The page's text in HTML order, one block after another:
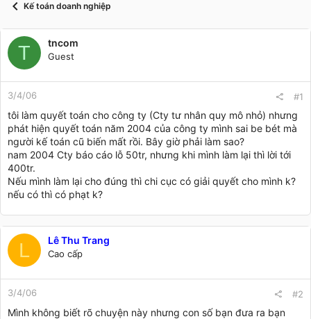
r
Kế toán doanh nghiệp
T tncom
Guest
3/4/06 #1
tôi làm quyết toán cho công ty (Cty tư nhân quy mô nhỏ) nhưng
phát hiện quyết toán năm 2004 của công ty mình sai be bét mà
người kế toán cũ biến mất rồi. Bây giờ phải làm sao?
nam 2004 Cty báo cáo lỗ 50tr, nhưng khi mình làm lại thì lời tới
400tr.
Nếu mình làm lại cho đúng thì chi cục có giải quyết cho mình k?
nếu có thì có phạt k?
L Lê Thu Trang
Cao cấp
3/4/06 #2
Mình không biết rõ chuyện này nhưng con số bạn đưa ra bạn